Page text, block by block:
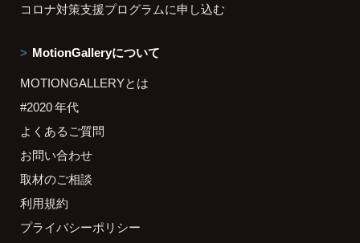
コロナ対策支援プログラムに申し込む
MotionGalleryについて
MOTIONGALLERYとは
#2020 年代
よくあるご質問
お問い合わせ
取材のご相談
利用規約
プライバシーポリシー